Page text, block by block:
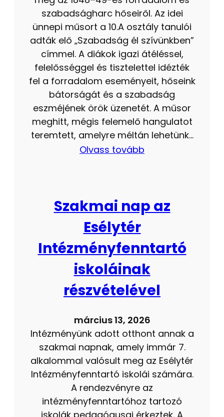
szabadságharc hőseiről. Az idei
ünnepi műsort a 10.A osztály tanulói
adták elő „Szabadság él szívünkben”
címmel. A diákok igazi átéléssel,
felelősséggel és tisztelettel idézték
fel a forradalom eseményeit, hőseink
bátorságát és a szabadság
eszméjének örök üzenetét. A műsor
meghitt, mégis felemelő hangulatot
teremtett, amelyre méltán lehetünk…
Olvass tovább
Szakmai nap az
Esélytér
Intézményfenntartó
iskoláinak
részvételével
március 13, 2026
Intézményünk adott otthont annak a
szakmai napnak, amely immár 7.
alkalommal valósult meg az Esélytér
Intézményfenntartó iskolái számára.
A rendezvényre az
intézményfenntartóhoz tartozó